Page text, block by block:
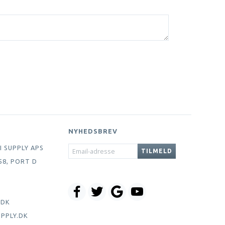
SUPPLY APS
PORT D
NYHEDSBREV
EMAIL-
ADRESSE
TILMELD